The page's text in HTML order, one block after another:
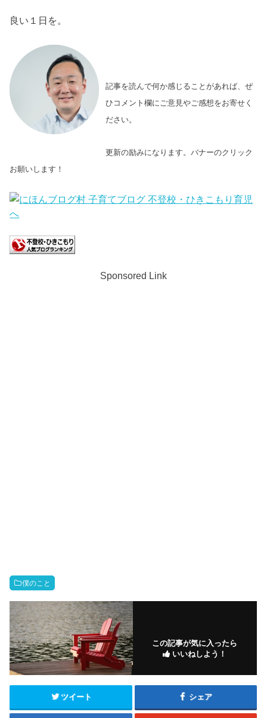
良い１日を。
記事を読んで何か感じることがあれば、ぜ
ひコメント欄にご意見やご感想をお寄せく
ださい。
更新の励みになります。バナーのクリック
お願いします！
Sponsored Link
僕のこと
この記事が気に入ったら
いいねしよう！
ツイート シェア